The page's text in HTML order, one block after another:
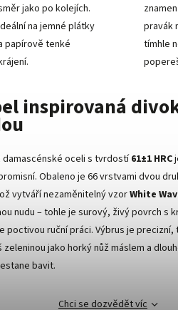
jako po kolejích.
na jemné plátky
papírově tenké
pravák
tímhle
inspirovaná
damascénské oceli s tvrdostí61±1 HRC
Obaleno je 66 vrstvami dvou
vytváří nezaměnitelný vzorWhite
nudu – tohle je surový, živý povrch s
poctivou ruční práci. Výbrus je precizní,
zeleninou jako horký nůž máslem a
bavit.
Chci se dozvědět víc